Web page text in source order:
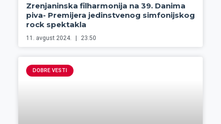
Zrenjaninska filharmonija na 39. Danima
piva- Premijera jedinstvenog simfonijskog
rock spektakla
11. avgust 2024. 23:50
DOBRE VESTI